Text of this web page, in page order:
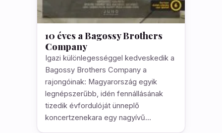
10 éves a Bagossy Brothers
Company
Igazi különlegességgel kedveskedik a
Bagossy Brothers Company a
rajongóinak: Magyarország egyik
legnépszerűbb, idén fennállásának
tizedik évfordulóját ünneplő
koncertzenekara egy nagyívű…